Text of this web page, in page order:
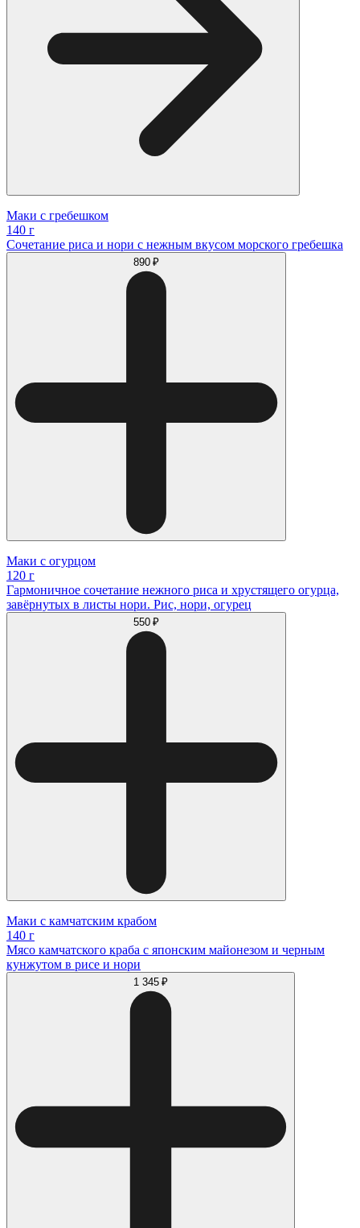
Маки с гребешком
140 г
Сочетание риса и нори с нежным вкусом морского гребешка
890 ₽
Маки с огурцом
120 г
Гармоничное сочетание нежного риса и хрустящего огурца,
завёрнутых в листы нори. Рис, нори, огурец
550 ₽
Маки с камчатским крабом
140 г
Мясо камчатского краба с японским майонезом и черным
кунжутом в рисе и нори
1 345 ₽